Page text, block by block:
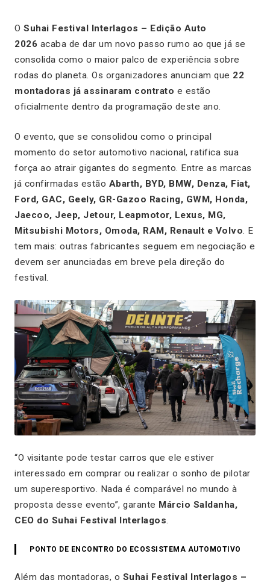
O Suhai Festival Interlagos – Edição Auto
2026 acaba de dar um novo passo rumo ao que já se
consolida como o maior palco de experiência sobre
rodas do planeta. Os organizadores anunciam que 22
montadoras já assinaram contrato e estão
oficialmente dentro da programação deste ano.
O evento, que se consolidou como o principal
momento do setor automotivo nacional, ratifica sua
força ao atrair gigantes do segmento. Entre as marcas
já confirmadas estão Abarth, BYD, BMW, Denza, Fiat,
Ford, GAC, Geely, GR-Gazoo Racing, GWM, Honda,
Jaecoo, Jeep, Jetour, Leapmotor, Lexus, MG,
Mitsubishi Motors, Omoda, RAM, Renault e Volvo. E
tem mais: outras fabricantes seguem em negociação e
devem ser anunciadas em breve pela direção do
festival.
“O visitante pode testar carros que ele estiver
interessado em comprar ou realizar o sonho de pilotar
um superesportivo. Nada é comparável no mundo à
proposta desse evento”, garante Márcio Saldanha,
CEO do Suhai Festival Interlagos
PONTO DE ENCONTRO DO ECOSSISTEMA AUTOMOTIVO
Além das montadoras, o Suhai Festival Interlagos –